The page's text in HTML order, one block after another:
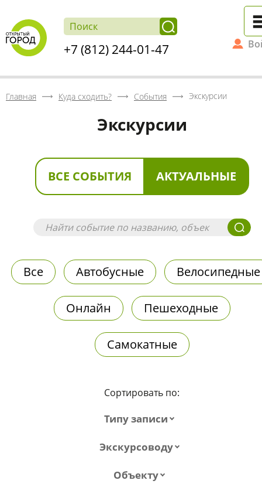
+7 (812) 244-01-47
Главная Куда сходить? События Экскурсии
Экскурсии
ВСЕ СОБЫТИЯ АКТУАЛЬНЫЕ
Все Автобусные Велосипедные
Онлайн Пешеходные
Самокатные
Сортировать по:
Типу записи
Экскурсоводу
Объекту